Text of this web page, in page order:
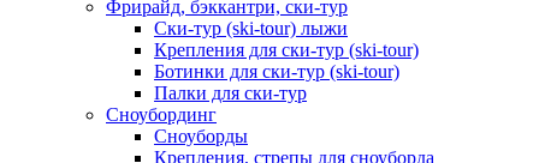
Фрирайд, бэккантри, ски-тур
Ски-тур (ski-tour) лыжи
Крепления для ски-тур (ski-tour)
Ботинки для ски-тур (ski-tour)
Палки для ски-тур
Сноубординг
Сноуборды
Крепления, стрепы для сноуборда